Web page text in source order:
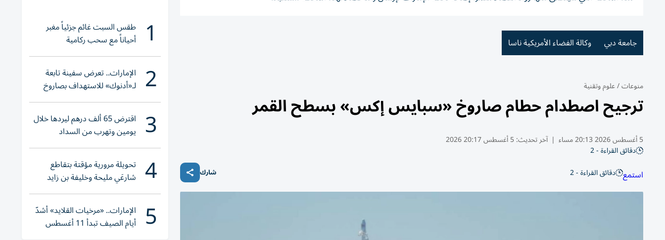
جامعة دبي وكالة الفضاء الأمريكية ناسا
منوعات/علوم وتقنية
ترجيح اصطدام حطام صاروخ «سبايس إكس» بسطح القمر
5 أغسطس 2026 20:13 مساء | آخر تحديث:5 أغسطس 20:17 2026
دقائق القراءة - 2
استمع دقائق القراءة - 2 شارك
1 طقس السبت غائم جزئياً مغبر
أحياناً مع سحب ركامية
2 الإمارات.. تعرض سفينة تابعة
لـ«أدنوك» للاستهداف بصاروخ
أثناء عبورها «هرمز»
3 اقترض 65 ألف درهم ليردها خلال
يومين وتهرب من السداد
4 تحويلة مرورية مؤقتة بتقاطع
شارعَي مليحة وخليفة بن زايد
5 الإمارات.. «مرخيات القلايد» أشدّ
أيام الصيف تبدأ 11 أغسطس